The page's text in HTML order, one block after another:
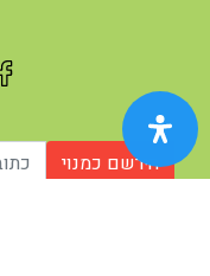
הירשם כמנוי